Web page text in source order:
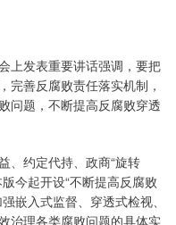
上发表重要讲话强调，要把
完善反腐败责任落实机制，
问题，不断提高反腐败穿透
、约定代持、政商“旋转
今起开设“不断提高反腐败
嵌入式监督、穿透式检视、
治理各类腐败问题的具体实